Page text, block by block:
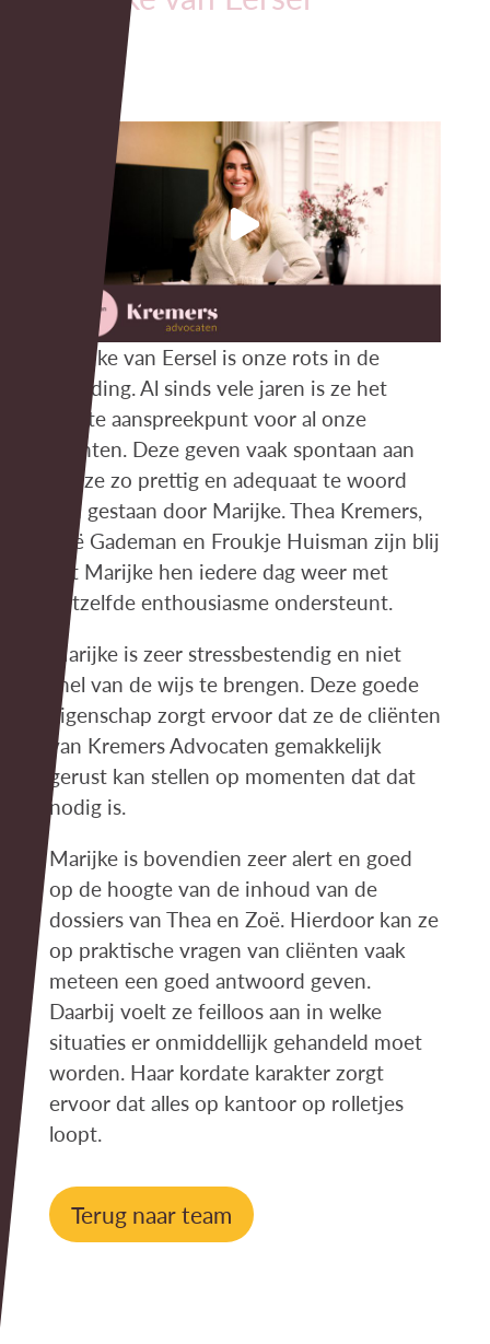
Marijke van Eersel is onze rots in de
branding. Al sinds vele jaren is ze het
eerste aanspreekpunt voor al onze
cliënten. Deze geven vaak spontaan aan
dat ze zo prettig en adequaat te woord
zijn gestaan door Marijke. Thea Kremers,
Zoë Gademan en Froukje Huisman zijn blij
dat Marijke hen iedere dag weer met
hetzelfde enthousiasme ondersteunt.
Marijke is zeer stressbestendig en niet
snel van de wijs te brengen. Deze goede
eigenschap zorgt ervoor dat ze de cliënten
van Kremers Advocaten gemakkelijk
gerust kan stellen op momenten dat dat
nodig is.
Marijke is bovendien zeer alert en goed
op de hoogte van de inhoud van de
dossiers van Thea en Zoë. Hierdoor kan ze
op praktische vragen van cliënten vaak
meteen een goed antwoord geven.
Daarbij voelt ze feilloos aan in welke
situaties er onmiddellijk gehandeld moet
worden. Haar kordate karakter zorgt
ervoor dat alles op kantoor op rolletjes
loopt.
Terug naar team